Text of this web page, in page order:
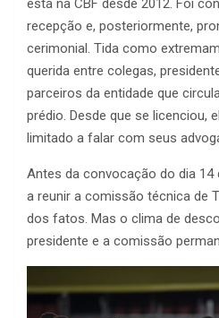
está na CBF desde 2012. Foi
recepção e, posteriormente,
cerimonial. Tida como
querida entre colegas,
parceiros da entidade que
prédio. Desde que se licenciou,
limitado a falar com seus
Antes da convocação do dia 14
a reunir a comissão técnica de
dos fatos. Mas o clima de
presidente e a comissão